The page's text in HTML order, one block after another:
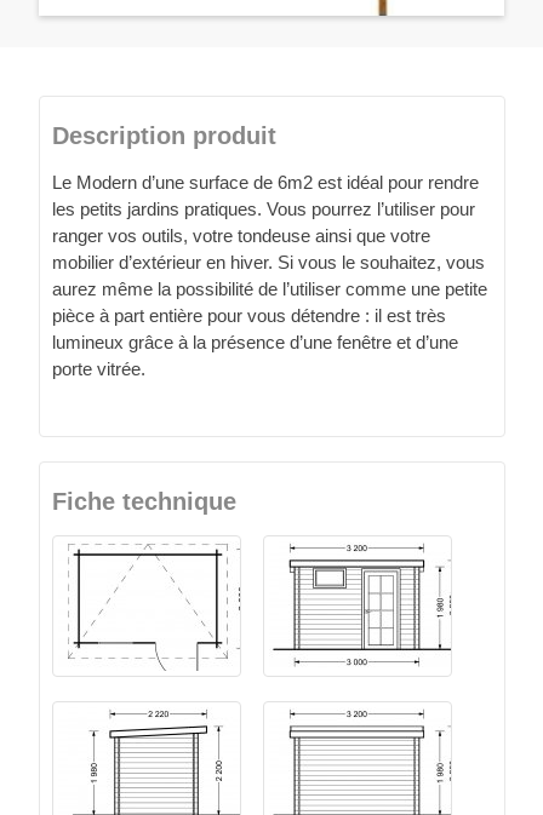
Description produit
Le Modern d’une surface de 6m2 est idéal pour rendre
les petits jardins pratiques. Vous pourrez l’utiliser pour
ranger vos outils, votre tondeuse ainsi que votre
mobilier d’extérieur en hiver. Si vous le souhaitez, vous
aurez même la possibilité de l’utiliser comme une petite
pièce à part entière pour vous détendre : il est très
lumineux grâce à la présence d’une fenêtre et d’une
porte vitrée.
Fiche technique